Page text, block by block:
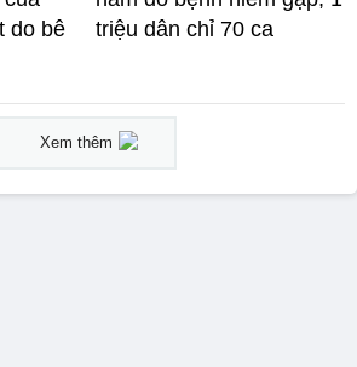
do bê
triệu dân chỉ 70 ca
Xem thêm